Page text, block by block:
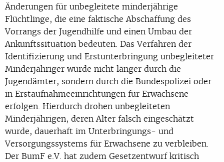
Änderungen für unbegleitete minderjährige
Flüchtlinge, die eine faktische Abschaffung des
Vorrangs der Jugendhilfe und einen Umbau der
Ankunftssituation bedeuten. Das Verfahren der
Identifizierung und Erstunterbringung unbegleiteter
Minderjähriger würde nicht länger durch die
Jugendämter, sondern durch die Bundespolizei oder
in Erstaufnahmeeinrichtungen für Erwachsene
erfolgen. Hierdurch drohen unbegleiteten
Minderjährigen, deren Alter falsch eingeschätzt
wurde, dauerhaft im Unterbringungs- und
Versorgungssystems für Erwachsene zu verbleiben.
Der BumF e.V. hat zudem Gesetzentwurf kritisch